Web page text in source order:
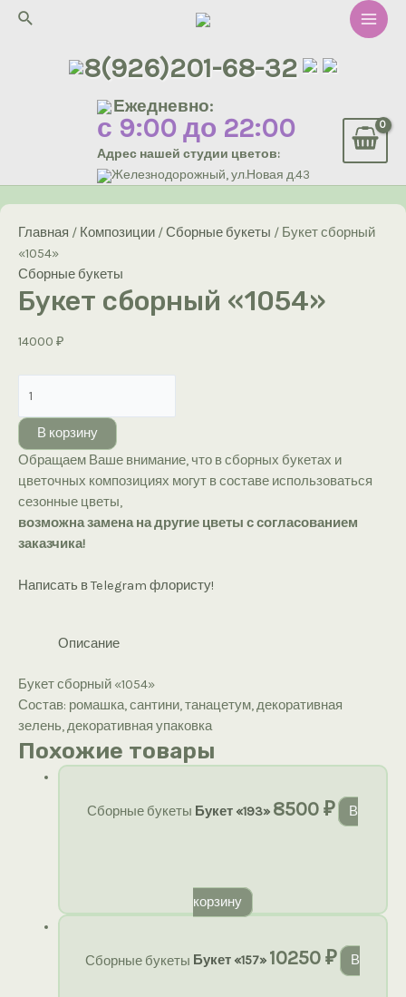
Перейти
Поиск
Main
8(926)201-68-32
Ежедневно:
с 9:00 до 22:00
Адрес нашей студии цветов:
Железнодорожный, ул.Новая д.43
Главная / Композиции /Сборные букеты / Букет сборный
«1054»
Сборные букеты
Букет сборный «1054»
14000 ₽
товара
Букет
сборный
«1054»
В корзину
Обращаем Ваше внимание, что в сборных букетах и
цветочных композициях могут в составе использоваться
сезонные цветы,
возможна замена на другие цветы с согласованием
заказчика!
Написать в Telegram флористу!
Описание
Букет сборный «1054»
Состав: ромашка, сантини, танацетум, декоративная
зелень, декоративная упаковка
Похожие товары
Сборные букеты Букет «193» 8500₽ В
корзину
Сборные букеты Букет «157» 10250₽ В